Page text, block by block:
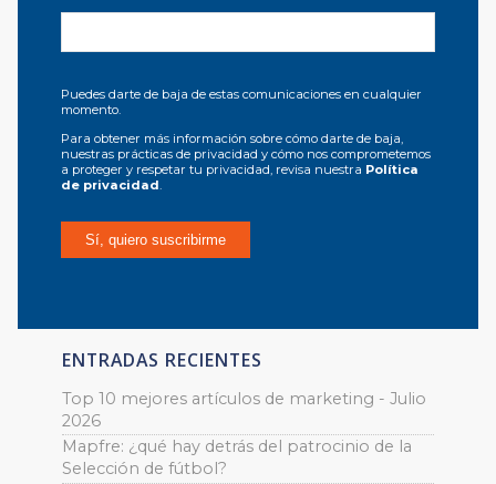
Puedes darte de baja de estas comunicaciones en cualquier
momento.
Para obtener más información sobre cómo darte de baja,
nuestras prácticas de privacidad y cómo nos comprometemos
a proteger y respetar tu privacidad, revisa nuestra Política
de privacidad
ENTRADAS RECIENTES
Top 10 mejores artículos de marketing - Julio
2026
Mapfre: ¿qué hay detrás del patrocinio de la
Selección de fútbol?